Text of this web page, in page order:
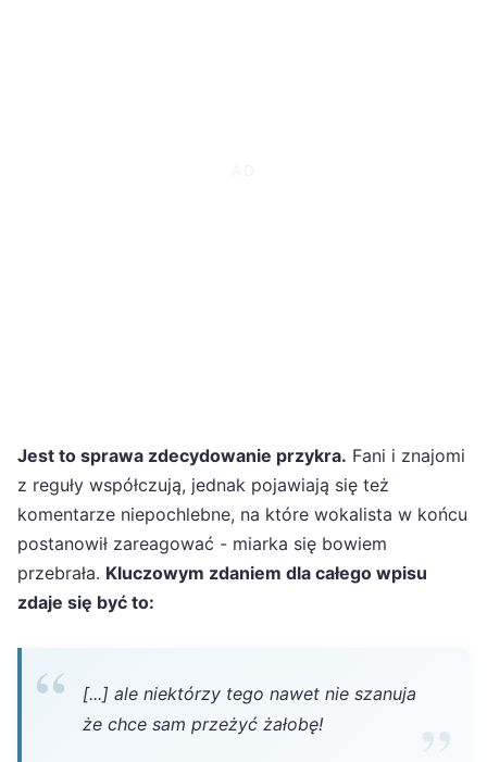
Jest to sprawa zdecydowanie przykra. Fani i znajomi
z reguły współczują, jednak pojawiają się też
komentarze niepochlebne, na które wokalista w końcu
postanowił zareagować - miarka się bowiem
przebrała. Kluczowym zdaniem dla całego wpisu
zdaje się być to:
[...] ale niektórzy tego nawet nie szanuja
że chce sam przeżyć żałobę!